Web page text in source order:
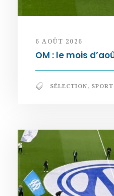
6 AOÛT 2026
OM : le mois
SÉLECTION,